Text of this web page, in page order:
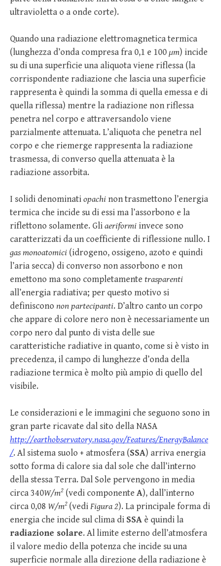
ultravioletta o a onde corte).
Quando una radiazione elettromagnetica termica
(lunghezza d’onda compresa fra 0,1 e 100μm) incide
su di una superficie una aliquota viene riflessa (la
corrispondente radiazione che lascia una superficie
rappresenta è quindi la somma di quella emessa e di
quella riflessa) mentre la radiazione non riflessa
penetra nel corpo e attraversandolo viene
parzialmente attenuata. L’aliquota che penetra nel
corpo e che riemerge rappresenta la radiazione
trasmessa, di converso quella attenuata è la
radiazione assorbita.
I solidi denominatiopachi non trasmettono l’energia
termica che incide su di essi ma l’assorbono e la
riflettono solamente. Gliaeriformi invece sono
caratterizzati da un coefficiente di riflessione nullo. I
gas monoatomici (idrogeno, ossigeno, azoto e quindi
l’aria secca) di converso non assorbono e non
emettono ma sono completamente trasparenti
all’energia radiativa; per questo motivo si
definiscono non partecipanti. D’altro canto un corpo
che appare di colore nero non è necessariamente un
corpo nero dal punto di vista delle sue
caratteristiche radiative in quanto, come si è visto in
precedenza, il campo di lunghezze d’onda della
radiazione termica è molto più ampio di quello del
visibile.
Le considerazioni e le immagini che seguono sono in
gran parte ricavate dal sito della NASA
http://earthobservatory.nasa.gov/Features/EnergyBalance
/. Al sistema suolo + atmosfera (SSA) arriva energia
sotto forma di calore sia dal sole che dall’interno
della stessa Terra. Dal Sole pervengono in media
circa 340W/m2 (vedi componente A), dall’interno
circa 0,08 W/m2 (vediFigura 2). La principale forma di
energia che incide sul clima di SSA è quindi la
radiazione solare. Al limite esterno dell’atmosfera
il valore medio della potenza che incide su una
superficie normale alla direzione della radiazione è